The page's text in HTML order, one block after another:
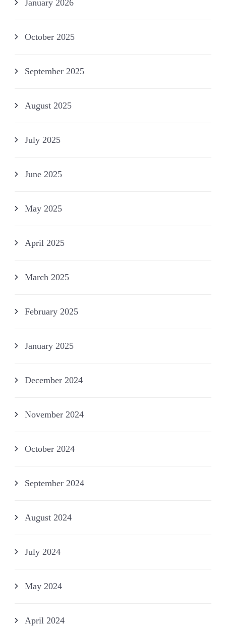
January 2026
October 2025
September 2025
August 2025
July 2025
June 2025
May 2025
April 2025
March 2025
February 2025
January 2025
December 2024
November 2024
October 2024
September 2024
August 2024
July 2024
May 2024
April 2024